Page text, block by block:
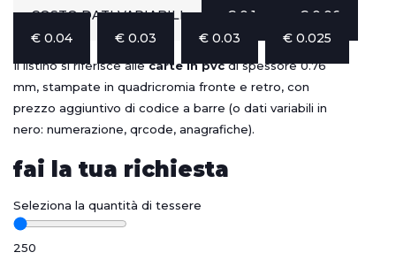
COSTO DATI VARIABILI
€ 0.1
€ 0.06
€ 0.04
€ 0.03 € 0.03 € 0.025
Il listino si riferisce allecarte in pvcdi spessore 0.76
mm, stampate in quadricromia fronte e retro, con
prezzo aggiuntivo di codice a barre (o dati variabili in
nero: numerazione, qrcode, anagrafiche).
fai la tua richiesta
Seleziona la quantità di tessere
250